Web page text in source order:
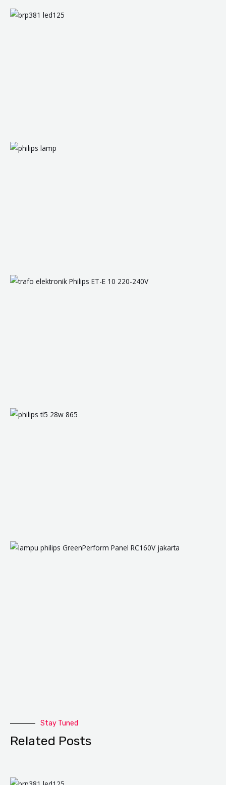
Stay Tuned
Related Posts